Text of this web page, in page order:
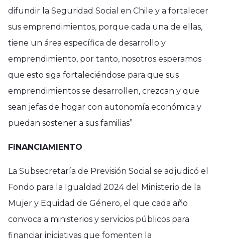
difundir la Seguridad Social en Chile y a fortalecer
sus emprendimientos, porque cada una de ellas,
tiene un área específica de desarrollo y
emprendimiento, por tanto, nosotros esperamos
que esto siga fortaleciéndose para que sus
emprendimientos se desarrollen, crezcan y que
sean jefas de hogar con autonomía económica y
puedan sostener a sus familias”
FINANCIAMIENTO
La Subsecretaría de Previsión Social se adjudicó el
Fondo para la Igualdad 2024 del Ministerio de la
Mujer y Equidad de Género, el que cada año
convoca a ministerios y servicios públicos para
financiar iniciativas que fomenten la